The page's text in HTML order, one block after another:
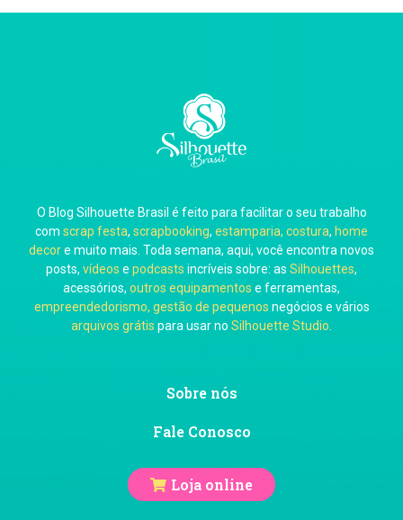
Carla Eschberger
Carol Pessoa
Ju Mirthes
O Blog Silhouette Brasil é feito para facilitar o seu trabalho
com scrap festa, scrapbooking, estamparia, costura, home
decore muito mais. Toda semana, aqui, você encontra novos
posts, vídeos e podcasts incríveis sobre: as Silhouettes,
acessórios, outros equipamentos e ferramentas,
empreendedorismo, gestão de pequenos negócios e vários
arquivos grátis para usar no Silhouette Studio.
Sobre nós
Fale Conosco
Loja online